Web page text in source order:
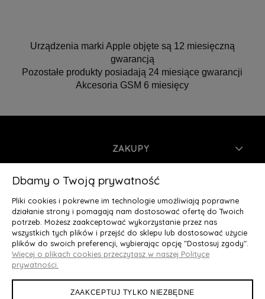
Urządzenia marki Apple objęte są 12 miesięczną
gwarancją
Pozostałe produkty posiadają 24 miesiące gwarancji
Akcesoria GSM 6 miesięcy
ZAKUPY
INFORMACJE
MOJE KONTO
O NAS
Deluxury.pl
Dbamy o Twoją prywatność
Pliki cookies i pokrewne im technologie umożliwiają poprawne
działanie strony i pomagają nam dostosować ofertę do Twoich
potrzeb. Możesz zaakceptować wykorzystanie przez nas
wszystkich tych plików i przejść do sklepu lub dostosować użycie
plików do swoich preferencji, wybierając opcję "Dostosuj zgody".
Więcej o plikach cookies przeczytasz w naszej Polityce
prywatności.
ZAAKCEPTUJ TYLKO NIEZBĘDNE